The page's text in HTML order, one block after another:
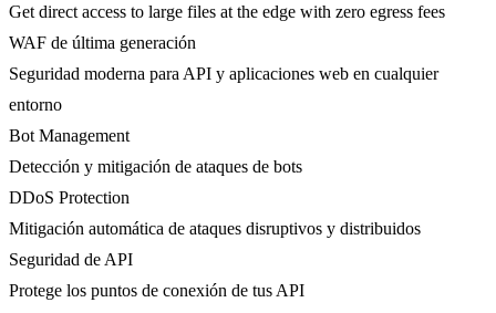
Get direct access to large files at the edge with zero egress fees
WAF de última generación
Seguridad moderna para API y aplicaciones web en cualquier
entorno
Bot Management
Detección y mitigación de ataques de bots
DDoS Protection
Mitigación automática de ataques disruptivos y distribuidos
Seguridad de API
Protege los puntos de conexión de tus API